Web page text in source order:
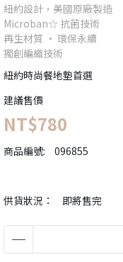
紐約設計，美國原廠製造
Microban☆ 抗菌技術
再生材質 • 環保永續
獨創編織技術
紐約時尚餐地墊首選
建議售價
NT$780
商品編號: 096855
供貨狀況： 即將售完